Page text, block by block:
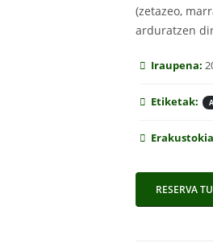
(zetazeo,
arduratzen
Iraupena:
Etiketak:
RESERVA